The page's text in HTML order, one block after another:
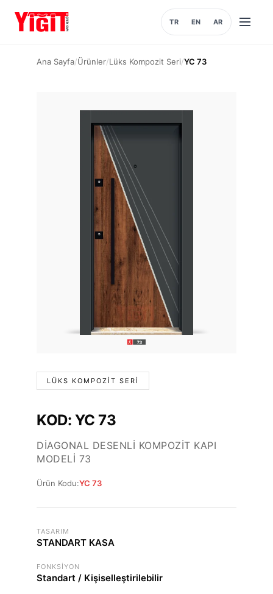
TR EN AR
Menüyü
Ana Sayfa/Ürünler/Lüks Kompozit Seri/YC 73
LÜKS KOMPOZIT SERI
KOD: YC 73
DIAGONAL DESENLI KOMPOZIT KAPI
MODELI 73
Ürün Kodu:YC 73
TASARIM
STANDART KASA
FONKSIYON
Standart / Kişiselleştirilebilir